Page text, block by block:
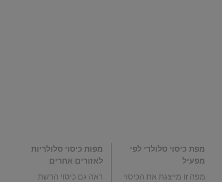
מפת כיסוי סלולרי לפי
מפעיל
מפה זו מייצגת את הכיסוי
מפות כיסוי סלולריות
לאזורים אחרים
ראה גם כיסוי הרשת